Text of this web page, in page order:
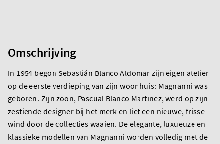
Omschrijving
In 1954 begon Sebastián Blanco Aldomar zijn eigen atelier
op de eerste verdieping van zijn woonhuis: Magnanni was
geboren. Zijn zoon, Pascual Blanco Martinez, werd op zijn
zestiende designer bij het merk en liet een nieuwe, frisse
wind door de collecties waaien. De elegante, luxueuze en
klassieke modellen van Magnanni worden volledig met de